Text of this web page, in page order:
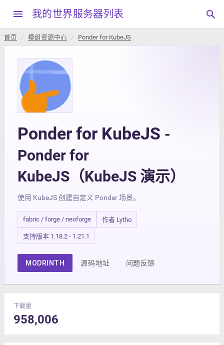
menu 我的世界服务器列表 search
首页 模组资源中心 Ponder for KubeJS
Ponder for KubeJS -
Ponder for
KubeJS（KubeJS 演示）
使用 KubeJS 创建自定义 Ponder 场景。
fabric / forge / neoforge 作者 Lytho
支持版本 1.18.2 - 1.21.1
MODRINTH 源码地址 问题反馈
下载量
958,006